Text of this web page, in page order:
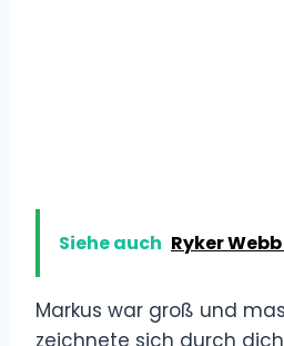
Siehe auch Ryker Webb
Markus war groß und
zeichnete sich durch